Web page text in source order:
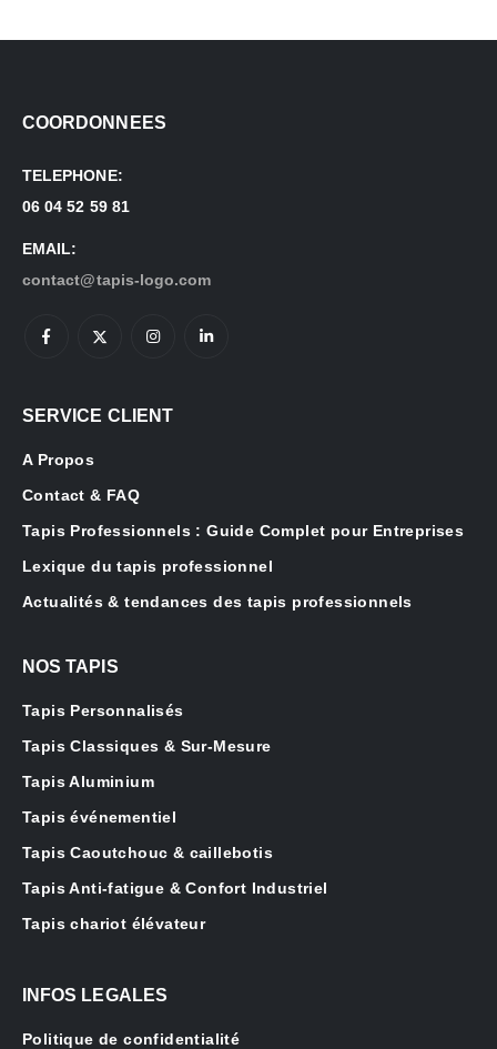
COORDONNEES
TELEPHONE:
06 04 52 59 81
EMAIL:
contact@tapis-logo.com
SERVICE CLIENT
A Propos
Contact & FAQ
Tapis Professionnels : Guide Complet pour Entreprises
Lexique du tapis professionnel
Actualités & tendances des tapis professionnels
NOS TAPIS
Tapis Personnalisés
Tapis Classiques & Sur-Mesure
Tapis Aluminium
Tapis événementiel
Tapis Caoutchouc & caillebotis
Tapis Anti-fatigue & Confort Industriel
Tapis chariot élévateur
INFOS LEGALES
Politique de confidentialité